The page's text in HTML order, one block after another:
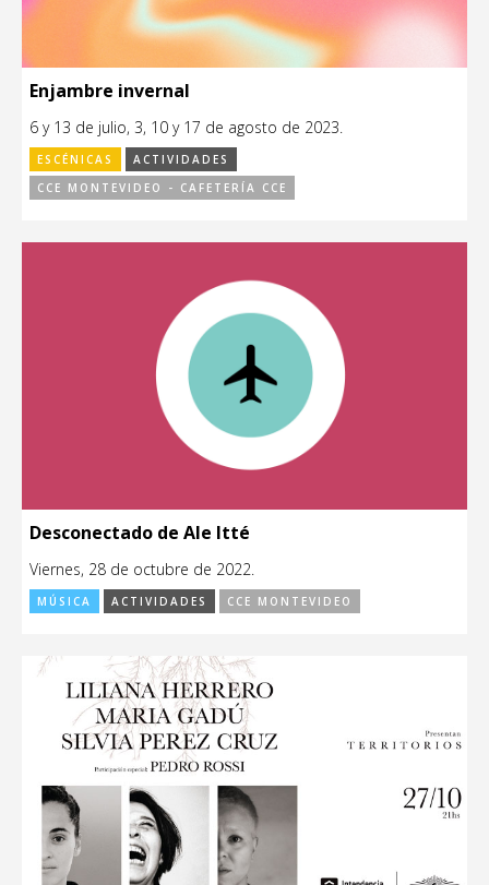
Enjambre invernal
6 y 13 de julio, 3, 10 y 17 de agosto de 2023.
ESCÉNICAS
ACTIVIDADES
CCE MONTEVIDEO - CAFETERÍA CCE
Desconectado de Ale Itté
Viernes, 28 de octubre de 2022.
MÚSICA ACTIVIDADES CCE MONTEVIDEO